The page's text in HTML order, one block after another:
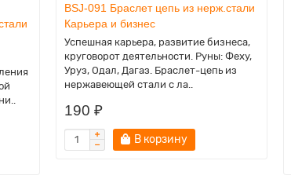
BSJ-091 Браслет цепь из нерж.стали
Карьера и бизнес
Успешная карьера, развитие бизнеса,
круговорот деятельности. Руны: Феху,
Уруз, Одал, Дагаз. Браслет-цепь из
нержавеющей стали с ла..
190 ₽
В корзину